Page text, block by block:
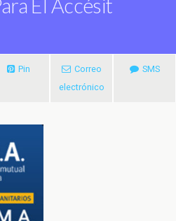
El Accésit
Pin
Correo
electrónico
SMS